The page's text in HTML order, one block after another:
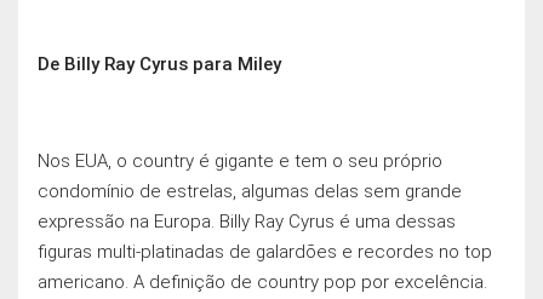
De Billy Ray Cyrus para Miley
Nos EUA, o country é gigante e tem o seu próprio
condomínio de estrelas, algumas delas sem grande
expressão na Europa. Billy Ray Cyrus é uma dessas
figuras multi-platinadas de galardōes e recordes no top
americano. A definição de country pop por excelência.